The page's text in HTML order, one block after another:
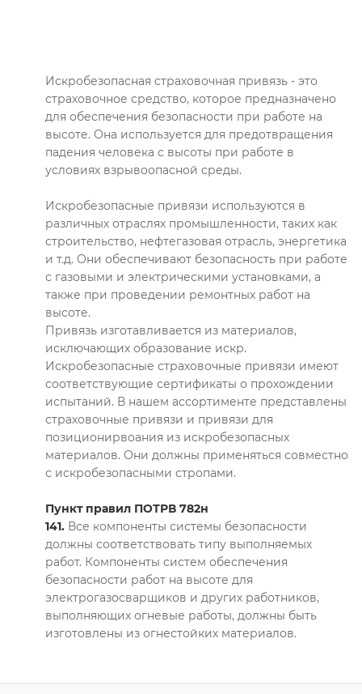
Искробезопасная страховочная привязь - это
страховочное средство, которое предназначено
для обеспечения безопасности при работе на
высоте. Она используется для предотвращения
падения человека с высоты при работе в
условиях взрывоопасной среды.
Искробезопасные привязи используются в
различных отраслях промышленности, таких как
строительство, нефтегазовая отрасль, энергетика
и т.д. Они обеспечивают безопасность при работе
с газовыми и электрическими установками, а
также при проведении ремонтных работ на
высоте.
Привязь изготавливается из материалов,
исключающих образование искр.
Искробезопасные страховочные привязи имеют
соответствующие сертификаты о прохождении
испытаний. В нашем ассортименте представлены
страховочные привязи и привязи для
позиционирвоания из искробезопасных
материалов. Они должны применяться совместно
с искробезопасными стропами.
Пункт правил ПОТРВ 782н
141. Все компоненты системы безопасности
должны соответствовать типу выполняемых
работ. Компоненты систем обеспечения
безопасности работ на высоте для
электрогазосварщиков и других работников,
выполняющих огневые работы, должны быть
изготовлены из огнестойких материалов.